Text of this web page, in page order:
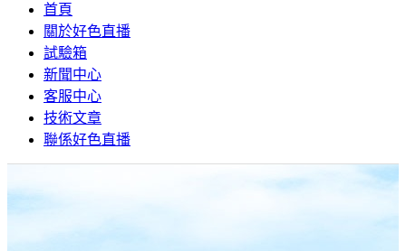
首頁
關於好色直播
試驗箱
新聞中心
客服中心
技術文章
聯係好色直播